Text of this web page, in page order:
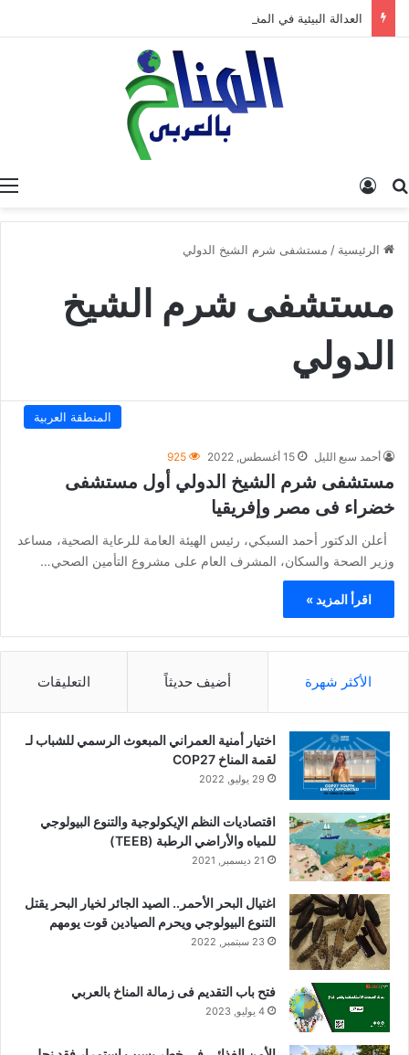
البحث عن
الرئيسية / مستشفى شرم الشيخ الدولي
مستشفى شرم الشيخ
الدولي
المنطقة العربية
أحمد سبع الليل 15 أغسطس, 2022 925
مستشفى شرم الشيخ الدولي أول مستشفى
خضراء فى مصر وإفريقيا
أعلن الدكتور أحمد السبكي، رئيس الهيئة العامة للرعاية الصحية، مساعد
وزير الصحة والسكان، المشرف العام على مشروع التأمين الصحي…
اقرأ المزيد »
الأكثر شهرة أضيف حديثاً التعليقات
اختيار أمنية العمراني المبعوث الرسمي للشباب لـ
لقمة المناخ COP27
29 يوليو, 2022
اقتصاديات النظم الإيكولوجية والتنوع البيولوجي
للمياه والأراضي الرطبة (TEEB)
21 ديسمبر, 2021
اغتيال البحر الأحمر.. الصيد الجائر لخيار البحر يقتل
التنوع البيولوجي ويحرم الصيادين قوت يومهم
23 سبتمبر, 2022
فتح باب التقديم فى زمالة المناخ بالعربي
4 يوليو, 2023